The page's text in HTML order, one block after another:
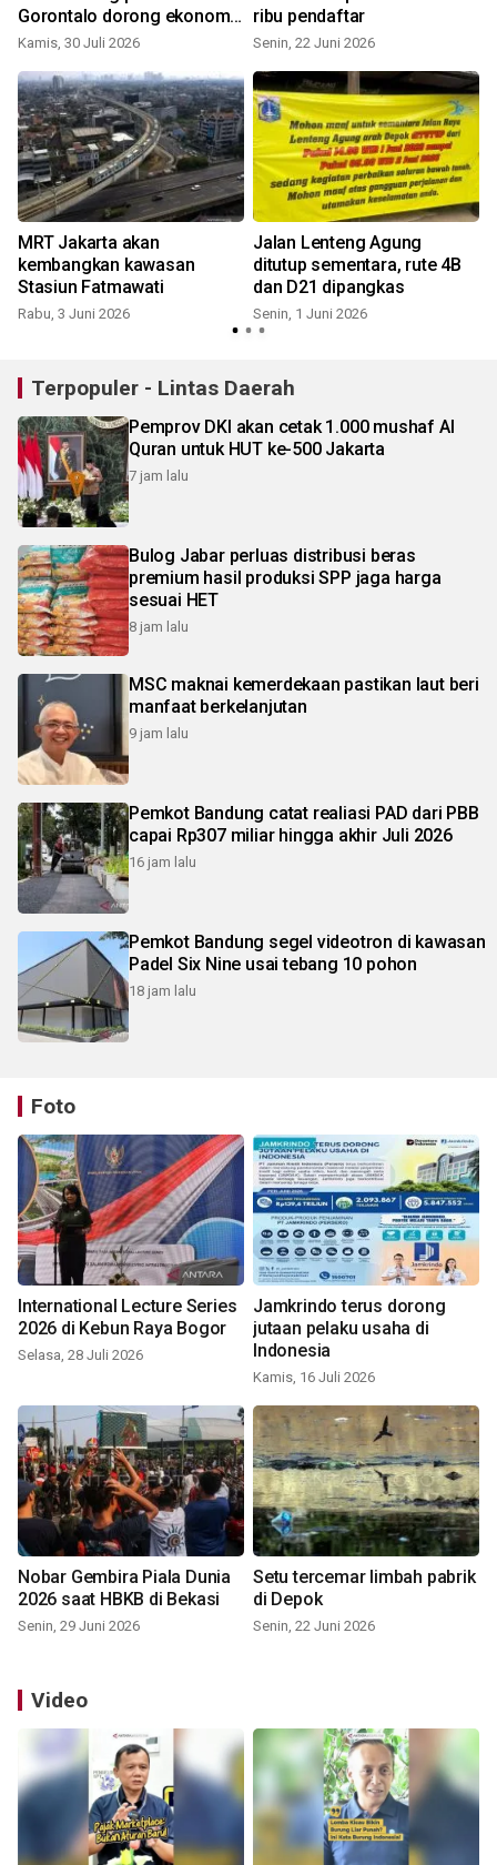
Gorontalo dorong ekonomi
lokal
Kamis, 30 Juli 2026
ribu pendaftar
Senin, 22 Juni 2026
MRT Jakarta akan
kembangkan kawasan
Stasiun Fatmawati
Rabu, 3 Juni 2026
Jalan Lenteng Agung
ditutup sementara, rute 4B
dan D21 dipangkas
Senin, 1 Juni 2026
Terpopuler - Lintas Daerah
Pemprov DKI akan cetak 1.000 mushaf Al
Quran untuk HUT ke-500 Jakarta
7 jam lalu
Bulog Jabar perluas distribusi beras
premium hasil produksi SPP jaga harga
sesuai HET
8 jam lalu
MSC maknai kemerdekaan pastikan laut beri
manfaat berkelanjutan
9 jam lalu
Pemkot Bandung catat realiasi PAD dari PBB
capai Rp307 miliar hingga akhir Juli 2026
16 jam lalu
Pemkot Bandung segel videotron di kawasan
Padel Six Nine usai tebang 10 pohon
18 jam lalu
Foto
International Lecture Series
2026 di Kebun Raya Bogor
Selasa, 28 Juli 2026
Jamkrindo terus dorong
jutaan pelaku usaha di
Indonesia
Kamis, 16 Juli 2026
Nobar Gembira Piala Dunia
2026 saat HBKB di Bekasi
Senin, 29 Juni 2026
Setu tercemar limbah pabrik
di Depok
Senin, 22 Juni 2026
Video